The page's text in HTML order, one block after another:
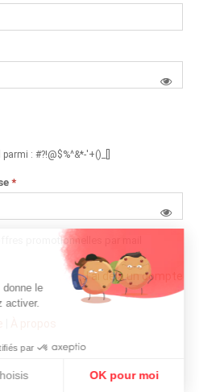
: #?!@$%^&*-'+()_[]
*
promotionnelles par mail
J'ai déjà un compte